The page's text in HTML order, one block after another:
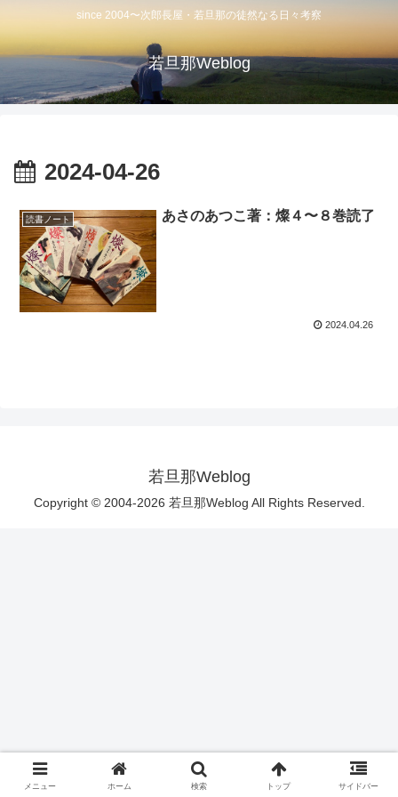
since 2004〜次郎長屋・若旦那の徒然なる日々考察
若旦那Weblog
2024-04-26
読書ノート あさのあつこ著：燦４〜８巻読了
2024.04.26
若旦那Weblog
Copyright © 2004-2026 若旦那Weblog All Rights Reserved.
メニュー ホーム 検索 トップ サイドバー